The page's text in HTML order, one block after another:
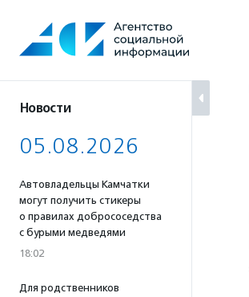
содержанию
Новости
05.08.2026
Автовладельцы Камчатки
могут получить стикеры
о правилах добрососедства
с бурыми медведями
18:02
Для родственников